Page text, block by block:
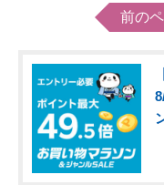
前の